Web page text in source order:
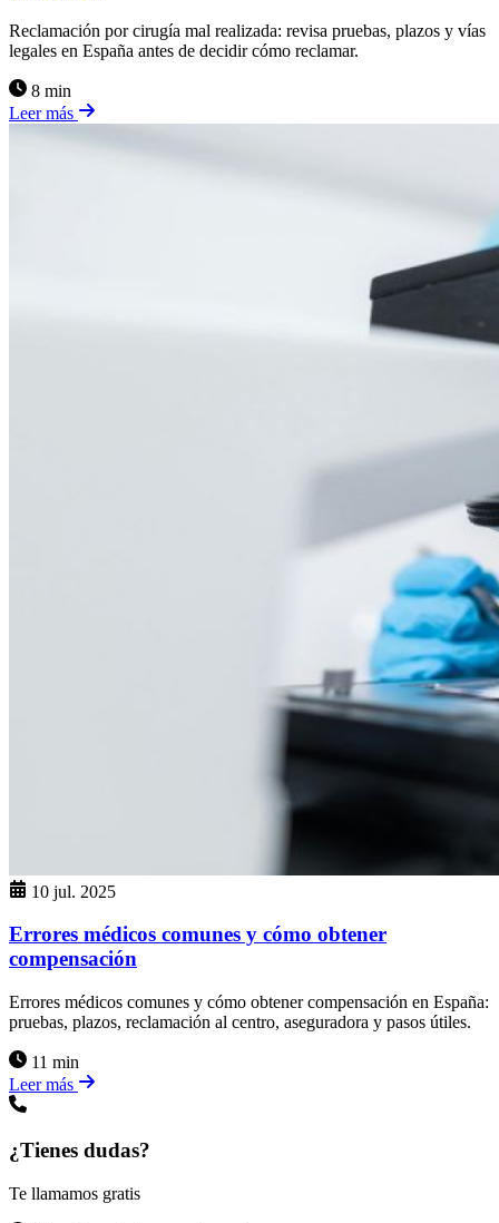
Reclamación por cirugía mal realizada: revisa pruebas, plazos y vías
legales en España antes de decidir cómo reclamar.
8 min
Leer más
10 jul. 2025
Errores médicos comunes y cómo obtener
compensación
Errores médicos comunes y cómo obtener compensación en España:
pruebas, plazos, reclamación al centro, aseguradora y pasos útiles.
11 min
Leer más
¿Tienes dudas?
Te llamamos gratis